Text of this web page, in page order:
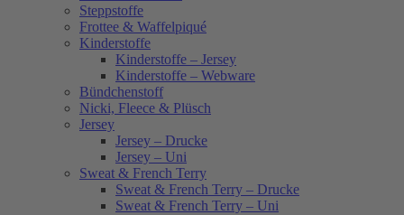
Steppstoffe
Frottee & Waffelpiqué
Kinderstoffe
Kinderstoffe – Jersey
Kinderstoffe – Webware
Bündchenstoff
Nicki, Fleece & Plüsch
Jersey
Jersey – Drucke
Jersey – Uni
Sweat & French Terry
Sweat & French Terry – Drucke
Sweat & French Terry – Uni